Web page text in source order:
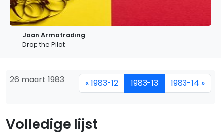
Joan Armatrading
Drop the Pilot
26 maart 1983 « 1983-12 1983-13 1983-14 »
Volledige lijst